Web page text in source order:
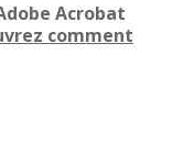
Acrobat
comment